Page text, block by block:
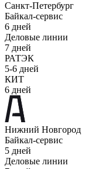
Санкт-Петербург
Байкал-сервис
6 дней
Деловые линии
7 дней
РАТЭК
5-6 дней
КИТ
6 дней
Нижний Новгород
Байкал-сервис
5 дней
Деловые линии